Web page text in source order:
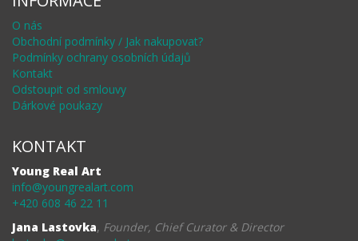
O nás
Obchodní podmínky / Jak nakupovat?
Podmínky ochrany osobních údajů
Kontakt
Odstoupit od smlouvy
Dárkové poukazy
KONTAKT
Young Real Art
info@youngrealart.com
+420 608 46 22 11
Jana Lastovka, Founder, Chief Curator & Director